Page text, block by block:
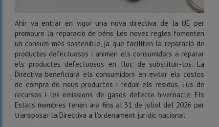
Ahir va entrar en vigor una nova directiva de la UE per
promoure la reparació de béns. Les noves regles fomenten
un consum més sostenible, ja que faciliten la reparació de
productes defectuosos i animen els consumidors a reparar
els productes defectuosos en lloc de substituir-los. La
Directiva beneficiarà els consumidors en evitar els costos
de compra de nous productes i reduir els residus, l'ús de
recursos i les emissions de gasos defecte hivernacle. Els
Estats membres tenen ara fins al 31 de juliol del 2026 per
transposar la Directiva a l'ordenament jurídic nacional.